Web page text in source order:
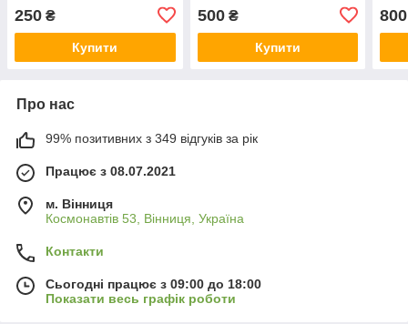
250 ₴
Купити
500₴
Купити
800
Про нас
99% позитивних з 349 відгуків за рік
Працює з 08.07.2021
м. Вінниця
Космонавтів 53, Вінниця, Україна
Контакти
Сьогодні працює з 09:00 до 18:00
Показати весь графік роботи